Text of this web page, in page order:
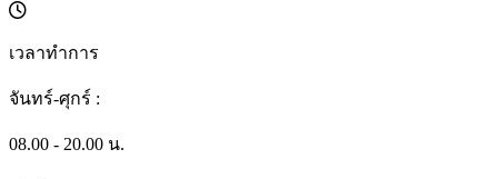
เวลาทำการ
จันทร์-ศุกร์ :
08.00 - 20.00 น.